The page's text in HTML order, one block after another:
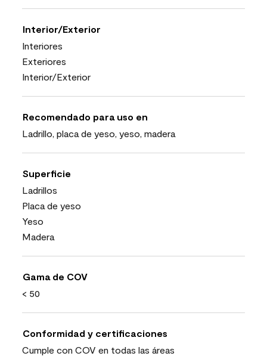
Interior/Exterior
Interiores
Exteriores
Interior/Exterior
Recomendado para uso en
Ladrillo, placa de yeso, yeso, madera
Superficie
Ladrillos
Placa de yeso
Yeso
Madera
Gama de COV
< 50
Conformidad y certificaciones
Cumple con COV en todas las áreas